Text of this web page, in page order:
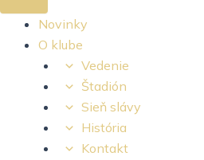
Novinky
O klube
Vedenie
Štadión
Sieň slávy
História
Kontakt